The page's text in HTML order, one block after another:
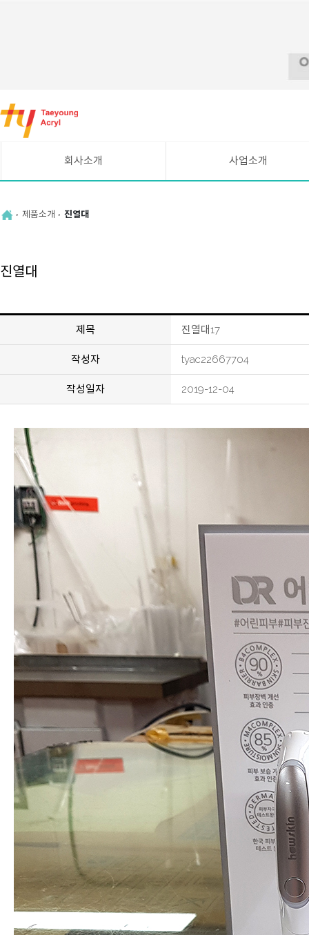
로
가
회사소개
연혁
사업소개
제품소개 진열대
진열대
제목 진열대17
작성자 tyac22667704
작성일자 2019-12-04